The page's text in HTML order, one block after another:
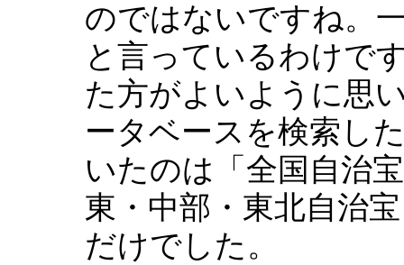
のではないですね。
と言っているわけで
た方がよいように思
ータベースを検索し
いたのは「全国自治
東・中部・東北自治
だけでした。